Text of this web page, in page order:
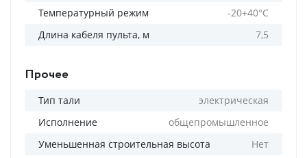
Температурный режим
-20+40°С
Длина кабеля пульта, м
7,5
Прочее
Тип тали
электрическая
Исполнение
общепромышленное
Уменьшенная строительная высота
Нет